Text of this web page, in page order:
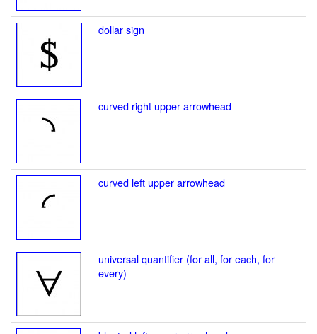
dollar sign
curved right upper arrowhead
curved left upper arrowhead
universal quantifier (for all, for each, for
every)